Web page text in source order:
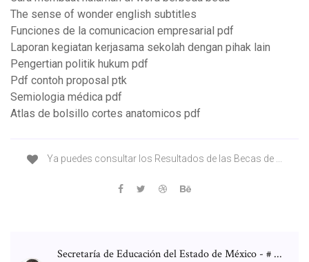
The sense of wonder english subtitles
Funciones de la comunicacion empresarial pdf
Laporan kegiatan kerjasama sekolah dengan pihak lain
Pengertian politik hukum pdf
Pdf contoh proposal ptk
Semiologia médica pdf
Atlas de bolsillo cortes anatomicos pdf
Ya puedes consultar los Resultados de las Becas de ...
Secretaría de Educación del Estado de México - # ...